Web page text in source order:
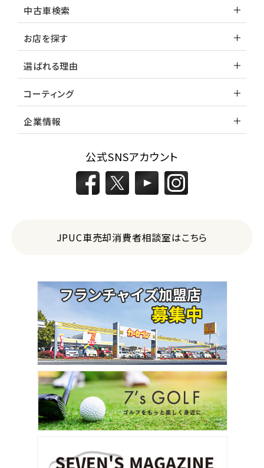
中古車検索
お店を探す
選ばれる理由
コーティング
企業情報
公式SNSアカウント
JPUC車売却消費者相談室はこちら